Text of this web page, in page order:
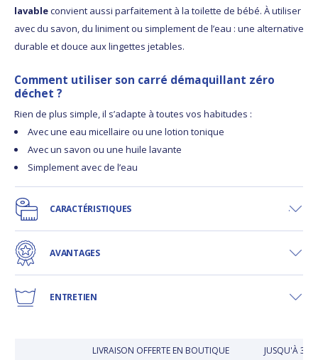
lavableconvient aussi parfaitement à la toilette de bébé. À utiliser
avec du savon, du liniment ou simplement de l’eau : une alternative
durable et douce aux lingettes jetables.
Comment utiliser son carré démaquillant zéro
déchet ?
Rien de plus simple, il s’adapte à toutes vos habitudes :
Avec une eau micellaire ou une lotion tonique
Avec un savon ou une huile lavante
Simplement avec de l’eau
CARACTÉRISTIQUES
AVANTAGES
ENTRETIEN
LIVRAISON OFFERTE EN BOUTIQUE JUSQU'À 30